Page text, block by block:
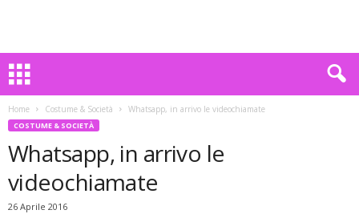
Home Costume & Società Whatsapp, in arrivo le videochiamate
COSTUME & SOCIETÀ
Whatsapp, in arrivo le
videochiamate
26 Aprile 2016